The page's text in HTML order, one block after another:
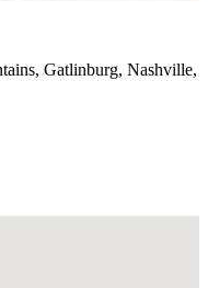
Gatlinburg, Nashville,